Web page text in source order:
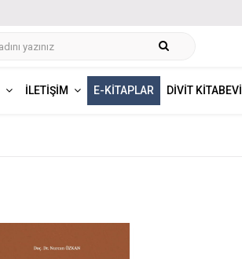
İLETIŞIM E-KITAPLAR DIVIT KITABEVI